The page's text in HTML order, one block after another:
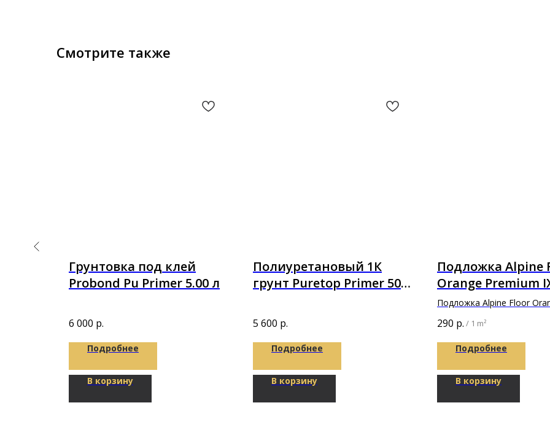
Смотрите также
Грунтовка под клей
Probond Pu Primer 5.00 л
6 000 р.
Подробнее
В корзину
Полиуретановый 1К
грунт Puretop Primer 50
5 600 р.
Подробнее
В корзину
Подложка Alpine
Orange Premium
толщине 1,5мм
Подложка Alpine Floor
290 р. / 1 m²
Подробнее
В корзину